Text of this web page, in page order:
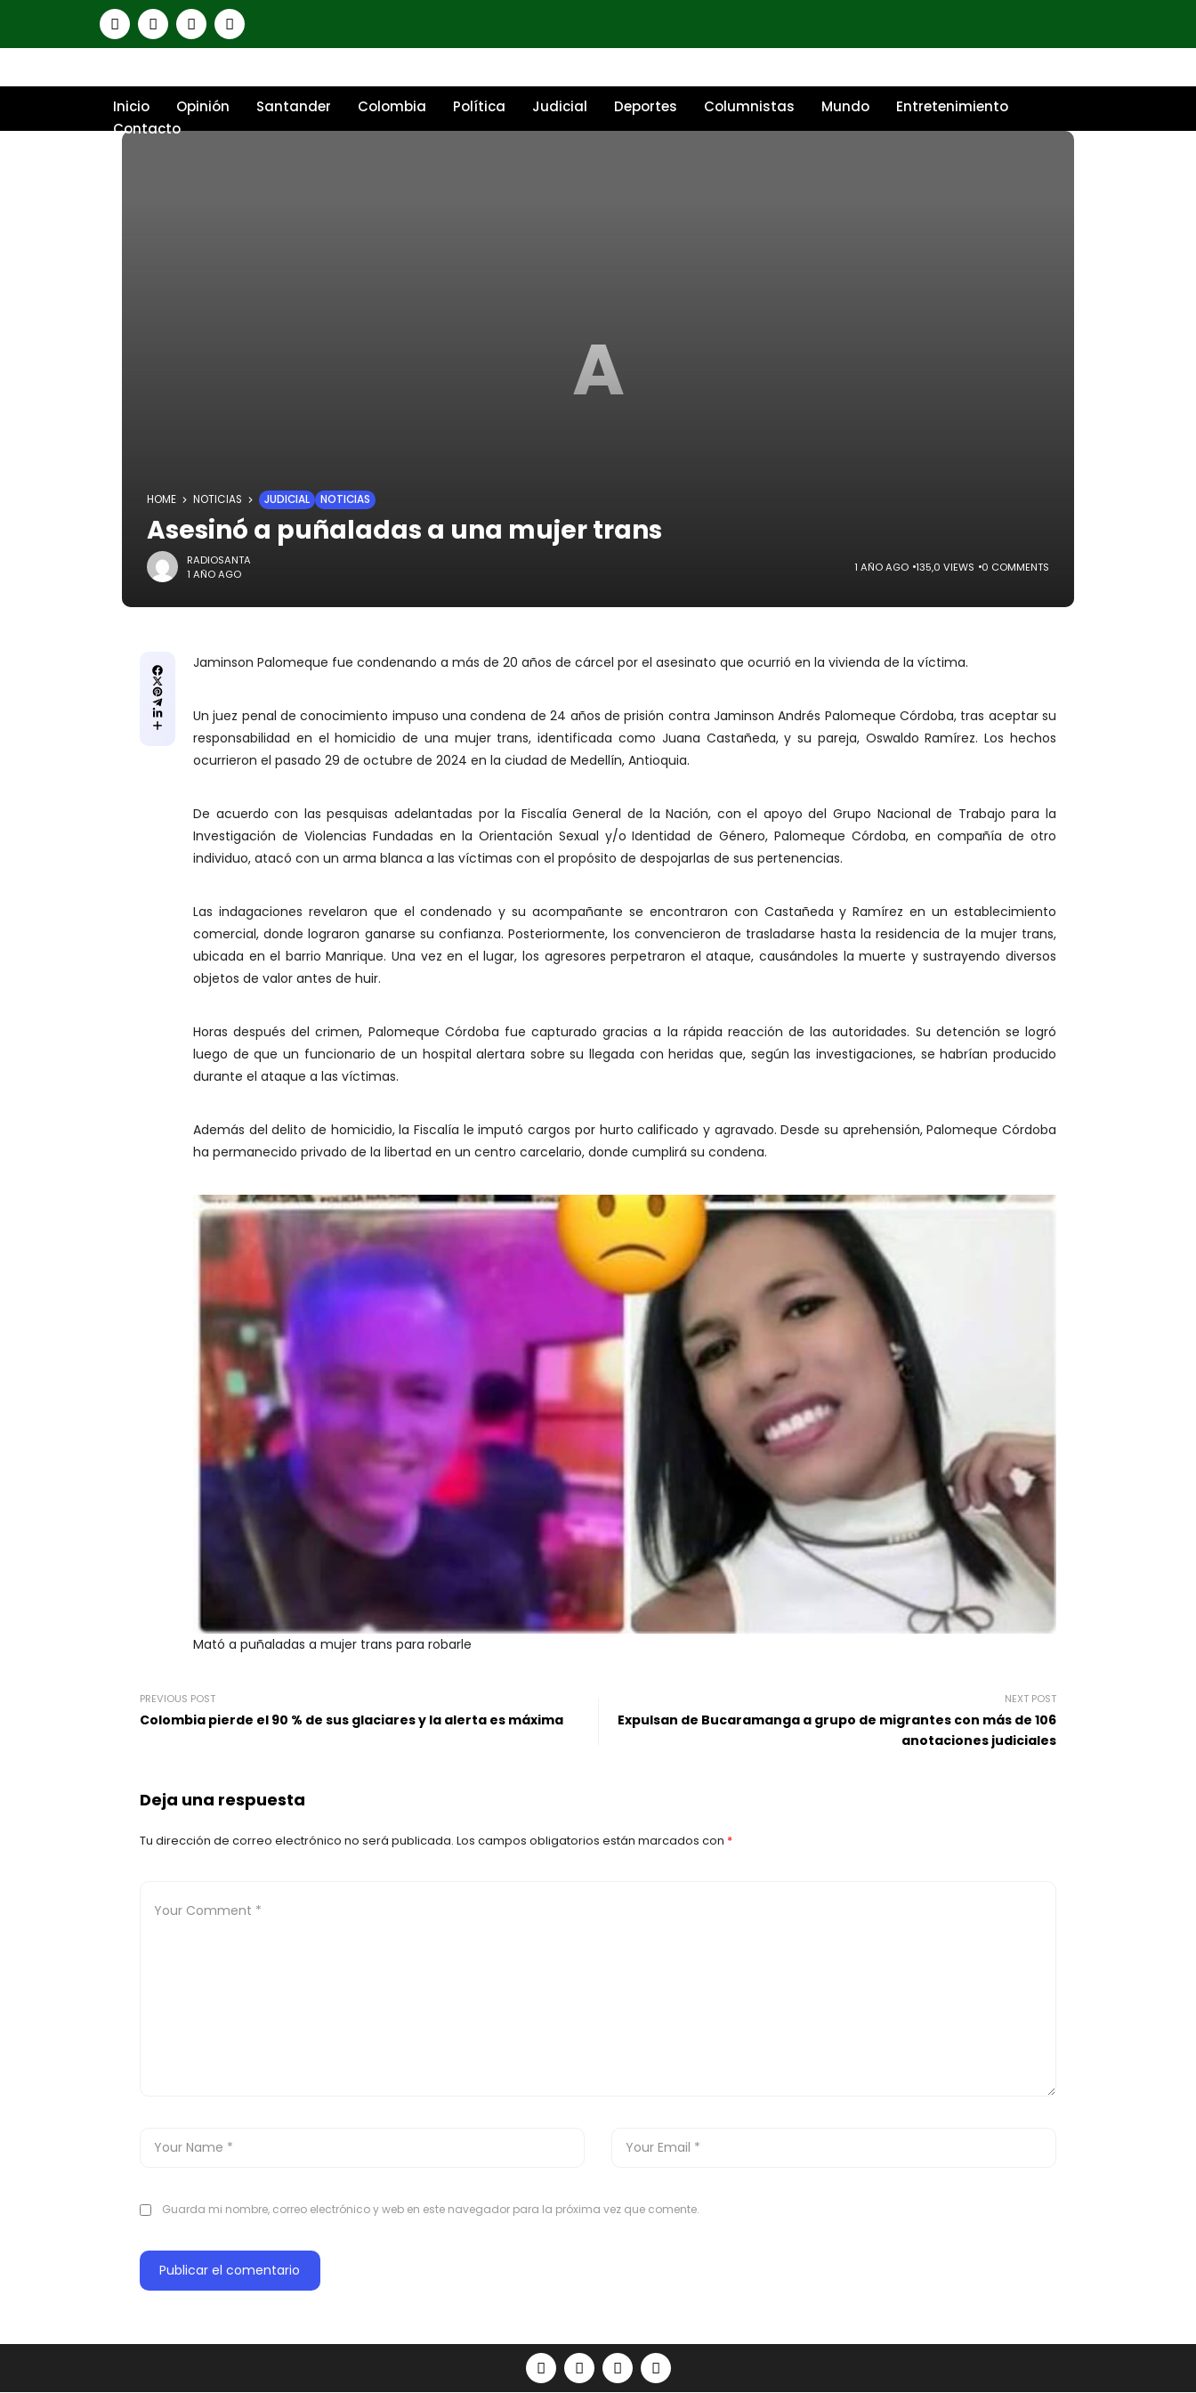
Inicio Opinión Santander Colombia Política Judicial Deportes Columnistas Mundo
Entretenimiento
Contacto
A
HOME NOTICIAS JUDICIAL NOTICIAS
Asesinó a puñaladas a una mujer trans
RADIOSANTA
1 AÑO AGO
1 AÑO AGO 135,0 VIEWS 0 COMMENTS
Jaminson Palomeque fue condenando a más de 20 años de cárcel por el asesinato que ocurrió en la vivienda de la víctima.
Un juez penal de conocimiento impuso una condena de 24 años de prisión contra Jaminson Andrés Palomeque Córdoba, tras aceptar su
responsabilidad en el homicidio de una mujer trans, identificada como Juana Castañeda, y su pareja, Oswaldo Ramírez. Los hechos
ocurrieron el pasado 29 de octubre de 2024 en la ciudad de Medellín, Antioquia.
De acuerdo con las pesquisas adelantadas por la Fiscalía General de la Nación, con el apoyo del Grupo Nacional de Trabajo para la
Investigación de Violencias Fundadas en la Orientación Sexual y/o Identidad de Género, Palomeque Córdoba, en compañía de otro
individuo, atacó con un arma blanca a las víctimas con el propósito de despojarlas de sus pertenencias.
Las indagaciones revelaron que el condenado y su acompañante se encontraron con Castañeda y Ramírez en un establecimiento
comercial, donde lograron ganarse su confianza. Posteriormente, los convencieron de trasladarse hasta la residencia de la mujer trans,
ubicada en el barrio Manrique. Una vez en el lugar, los agresores perpetraron el ataque, causándoles la muerte y sustrayendo diversos
objetos de valor antes de huir.
Horas después del crimen, Palomeque Córdoba fue capturado gracias a la rápida reacción de las autoridades. Su detención se logró
luego de que un funcionario de un hospital alertara sobre su llegada con heridas que, según las investigaciones, se habrían producido
durante el ataque a las víctimas.
Además del delito de homicidio, la Fiscalía le imputó cargos por hurto calificado y agravado. Desde su aprehensión, Palomeque Córdoba
ha permanecido privado de la libertad en un centro carcelario, donde cumplirá su condena.
Mató a puñaladas a mujer trans para robarle
PREVIOUS POST
Colombia pierde el 90 % de sus glaciares y la alerta es máxima
NEXT POST
Expulsan de Bucaramanga a grupo de migrantes con más de 106
anotaciones judiciales
Deja una respuesta
Tu dirección de correo electrónico no será publicada. Los campos obligatorios están marcados con *
Guarda mi nombre, correo electrónico y web en este navegador para la próxima vez que comente.